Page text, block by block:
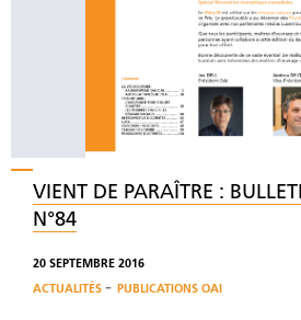
VIENT DE PARAÎTRE :
N°84
20 SEPTEMBRE 2016
ACTUALITÉS - PUBLICATIONS OAI